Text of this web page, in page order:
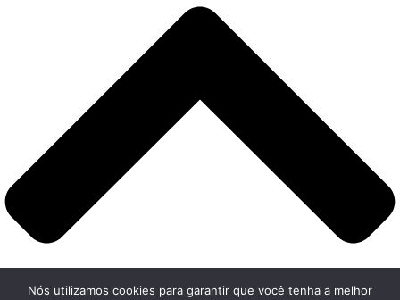
Nós utilizamos cookies para garantir que você tenha a melhor